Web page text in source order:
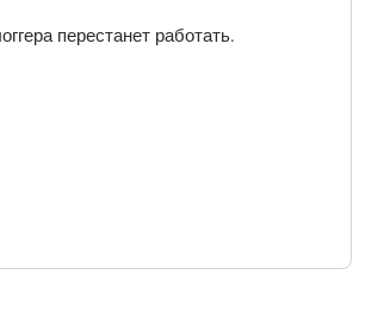
перестанет работать.